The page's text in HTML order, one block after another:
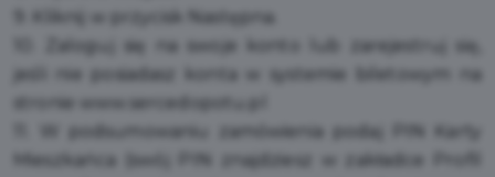
9. Kliknij w przycisk Następna.
10. Zaloguj się na swoje konto lub zarejestruj się,
jeśli nie posiadasz konta w systemie biletowym na
stronie
www.sercedopotu.pl
11. W podsumowaniu zamówienia podaj PIN Karty
Mieszkańca (swój PIN znajdziesz w zakładce Profil